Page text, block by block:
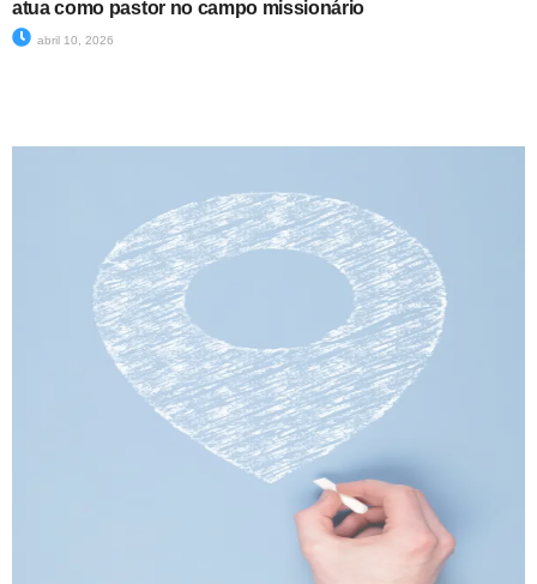
atua como pastor no campo missionário
abril 10, 2026